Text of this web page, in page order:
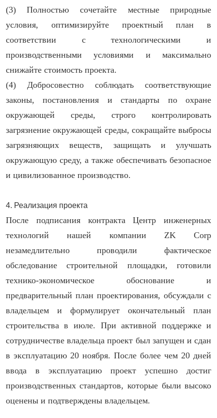
(3) Полностью сочетайте местные природные
условия, оптимизируйте проектный план в
соответствии с технологическими и
производственными условиями и максимально
снижайте стоимость проекта.
(4) Добросовестно соблюдать соответствующие
законы, постановления и стандарты по охране
окружающей среды, строго контролировать
загрязнение окружающей среды, сокращайте выбросы
загрязняющих веществ, защищать и улучшать
окружающую среду, а также обеспечивать безопасное
и цивилизованное производство.
4. Реализация проекта
После подписания контракта Центр инженерных
технологий нашей компании ZK Corp
незамедлительно проводили фактическое
обследование строительной площадки, готовили
технико-экономическое обоснование и
предварительный план проектирования, обсуждали с
владельцем и формулирует окончательный план
строительства в июле. При активной поддержке и
сотрудничестве владельца проект был запущен и сдан
в эксплуатацию 20 ноября. После более чем 20 дней
ввода в эксплуатацию проект успешно достиг
производственных стандартов, которые были высоко
оценены и подтверждены владельцем.